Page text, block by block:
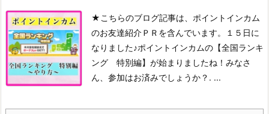
★こちらのブログ記事は、ポイントインカム
のお友達紹介ＰＲを含んでいます。
１５日に
なりました♪ポイントインカムの【全国ランキ
ング 特別編】が始まりましたね！ みなさ
ん、参加はお済みでしょうか？ . ...